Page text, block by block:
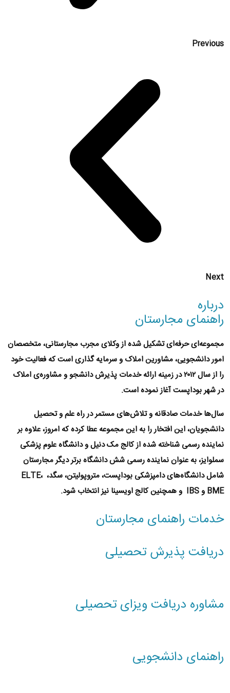
Previous
Next
درباره
راهنمای مجارستان
مجموعه‌ای حرفه‌ای تشکیل شده ازوکلای مجرب مجارستانی،متخصصان
امور دانشجویی،مشاورین املاک و سرمایه گذاریاست که فعالیت خود
را از سال ۲۰۱۲ در زمینه ارائه خدمات پذیرش دانشجو و مشاوره‌ی املاک
در شهر بوداپست آغاز نموده است.
سال‌ها خدمات صادقانه و تلاش‌های مستمر در راه علم و تحصیل
دانشجویان، این افتخار را به این مجموعه عطا کرده که امروز، علاوه بر
نماینده رسمی شناخته شده ازکالج مک دنیلودانشگاه علوم پزشکی
سملوایز، به عنوان نماینده رسمی ششدانشگاه برتر دیگر مجارستان
شامل دانشگاه‌هایدامپزشکی بوداپست،متروپولیتن،سگد، ،
BME و‌IBS و همچنینکالج اویسینا نیز انتخاب شود.
خدمات راهنمای مجارستان
دریافت پذیرش تحصیلی
مشاوره دریافت ویزای تحصیلی
راهنمای دانشجویی